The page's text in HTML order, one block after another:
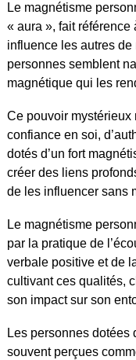
Le magnétisme
« aura », fait
influence les autres
personnes semblent
magnétique qui les
Ce pouvoir
confiance en soi,
dotés d’un fort
créer des liens
de les influencer sans
Le magnétisme
par la pratique de
verbale positive et de
cultivant ces qualités,
son impact sur son
Les personnes dotées
souvent perçues